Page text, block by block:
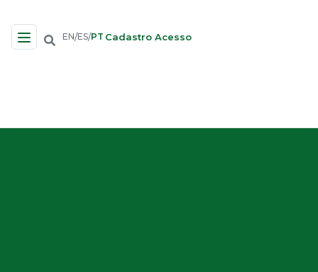
Navegação no Site
EN/ES/PT Cadastro Acesso